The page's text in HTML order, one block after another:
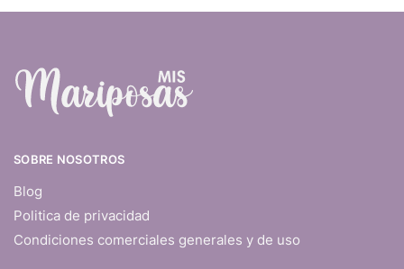
SOBRE NOSOTROS
Blog
Politica de privacidad
Condiciones comerciales generales y de uso